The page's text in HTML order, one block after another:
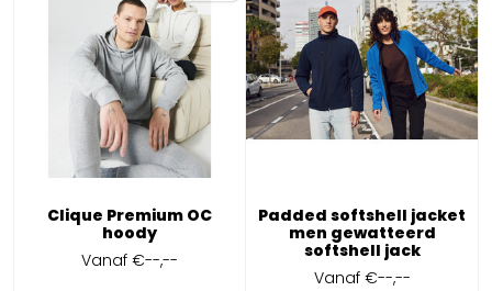
Clique Premium OC
hoody
Vanaf€--,--
Padded softshell jacket
men gewatteerd
softshell jack
Vanaf €--,--